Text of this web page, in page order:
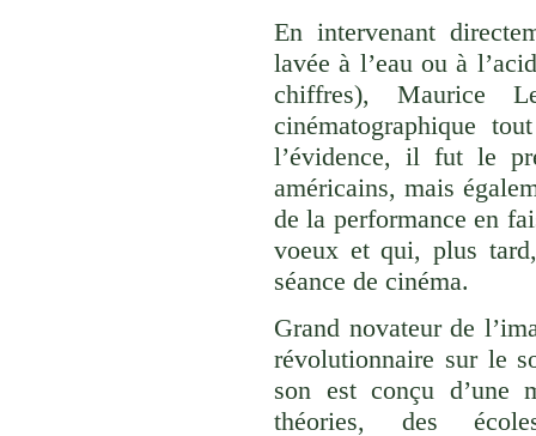
En intervenant
lavée à l’eau ou à
chiffres), Maurice
cinématographique
l’évidence, il fut le
américains, mais
de la performance en
voeux et qui, plus
séance de cinéma.
Grand novateur de
révolutionnaire sur le
son est conçu d’une
théories, des